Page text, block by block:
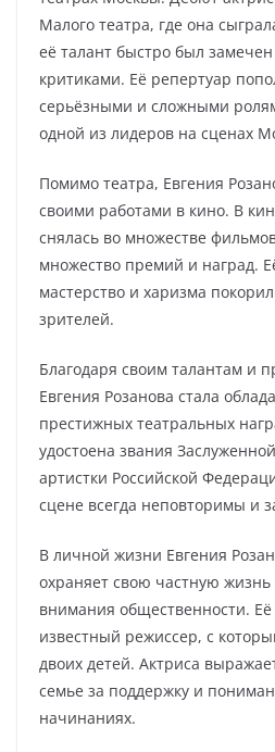
Малого театра, где она
её талант быстро был
критиками. Её репертуар
серьёзными и сложными
одной из лидеров на сценах
Помимо театра, Евгения
своими работами в кино. В
снялась во множестве
множество премий и наград.
мастерство и харизма
зрителей.
Благодаря своим талантам и
Евгения Розанова стала
престижных театральных
удостоена звания
артистки Российской
сцене всегда неповторимы и
В личной жизни Евгения
охраняет свою частную жизнь
внимания общественности.
известный режиссер, с
двоих детей. Актриса
семье за поддержку и
начинаниях.